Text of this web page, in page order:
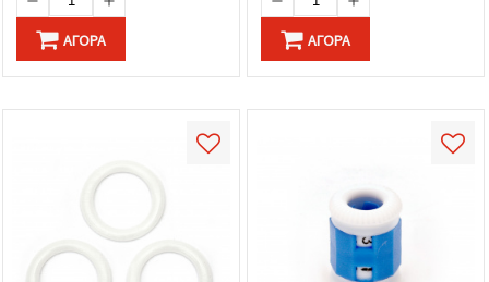
ΑΓΟΡΆ ΑΓΟΡΆ